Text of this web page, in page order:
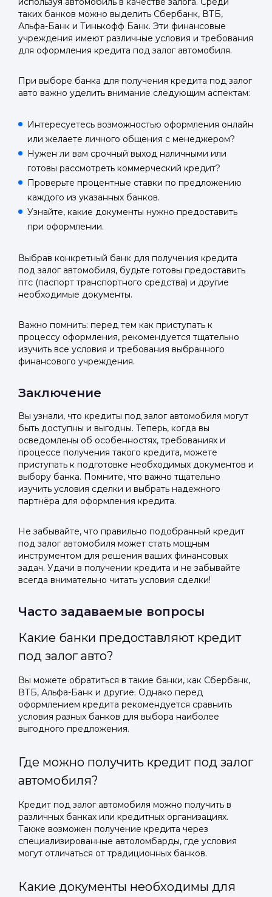
таких банков можно выделить Сбербанк, ВТБ,
Альфа-Банк и Тинькофф Банк. Эти финансовые
учреждения имеют различные условия и требования
для оформления кредита под залог автомобиля.
При выборе банка для получения кредита под залог
авто важно уделить внимание следующим аспектам:
Интересуетесь возможностью оформления онлайн
или желаете личного общения с менеджером?
Нужен ли вам срочный выход наличными или
готовы рассмотреть коммерческий кредит?
Проверьте процентные ставки по предложению
каждого из указанных банков.
Узнайте, какие документы нужно предоставить
при оформлении.
Выбрав конкретный банк для получения кредита
под залог автомобиля, будьте готовы предоставить
птс (паспорт транспортного средства) и другие
необходимые документы.
Важно помнить: перед тем как приступать к
процессу оформления, рекомендуется тщательно
изучить все условия и требования выбранного
финансового учреждения.
Заключение
Вы узнали, что кредиты под залог автомобиля могут
быть доступны и выгодны. Теперь, когда вы
осведомлены об особенностях, требованиях и
процессе получения такого кредита, можете
приступать к подготовке необходимых документов и
выбору банка. Помните, что важно тщательно
изучить условия сделки и выбрать надежного
партнёра для оформления кредита.
Не забывайте, что правильно подобранный кредит
под залог автомобиля может стать мощным
инструментом для решения ваших финансовых
задач. Удачи в получении кредита и не забывайте
всегда внимательно читать условия сделки!
Часто задаваемые вопросы
Какие банки предоставляют кредит
под залог авто?
Вы можете обратиться в такие банки, как Сбербанк,
ВТБ, Альфа-Банк и другие. Однако перед
оформлением кредита рекомендуется сравнить
условия разных банков для выбора наиболее
выгодного предложения.
Где можно получить кредит под залог
автомобиля?
Кредит под залог автомобиля можно получить в
различных банках или кредитных организациях.
Также возможен получение кредита через
специализированные автоломбарды, где условия
могут отличаться от традиционных банков.
Какие документы необходимы для